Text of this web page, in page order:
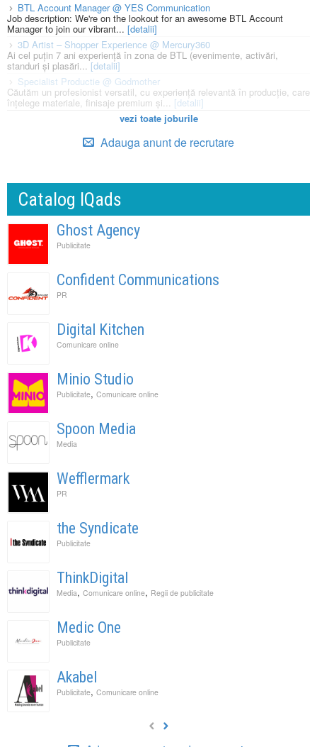
BTL Account Manager @ YES Communication
Job description: We're on the lookout for an awesome BTL Account
Manager to join our vibrant... [detalii]
3D Artist – Shopper Experience @ Mercury360
Ai cel puțin 7 ani experiență în zona de BTL (evenimente, activări,
standuri și plasări... [detalii]
Specialist Productie @ Godmother
Căutăm un profesionist versatil, cu experiență relevantă în producție, care
înțelege materiale, finisaje premium și... [detalii]
vezi toate joburile
Adauga anunt de recrutare
Catalog IQads
Ghost Agency
Publicitate
Confident Communications
PR
Digital Kitchen
Comunicare online
Minio Studio
Publicitate, Comunicare online
Spoon Media
Media
Wefflermark
PR
the Syndicate
Publicitate
ThinkDigital
Media, Comunicare online, Regii de publicitate
Medic One
Publicitate
Akabel
Publicitate, Comunicare online